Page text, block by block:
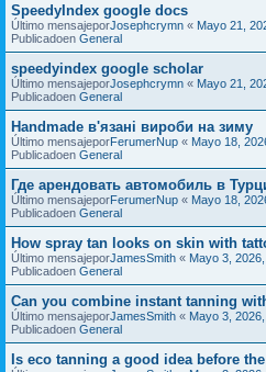
SpeedyIndex google docs
Último mensajeporJosephcrymn « Mayo 21,
Publicadoen General
speedyindex google scholar
Último mensajeporJosephcrymn « Mayo 21,
Publicadoen General
Handmade в'язані вироби на зиму
Último mensajeporFerumerNup « Mayo 18,
Publicadoen General
Где арендовать автомобиль в
Último mensajeporFerumerNup « Mayo 18,
Publicadoen General
How spray tan looks on skin with
Último mensajeporJamesSmith « Mayo 3,
Publicadoen General
Can you combine instant tanning
Último mensajeporJamesSmith « Mayo 3,
Publicadoen General
Is eco tanning a good idea before